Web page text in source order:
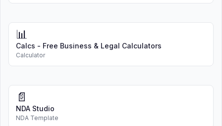
📊
Calcs - Free Business & Legal Calculators
Calculator
📄
NDA Studio
NDA Template